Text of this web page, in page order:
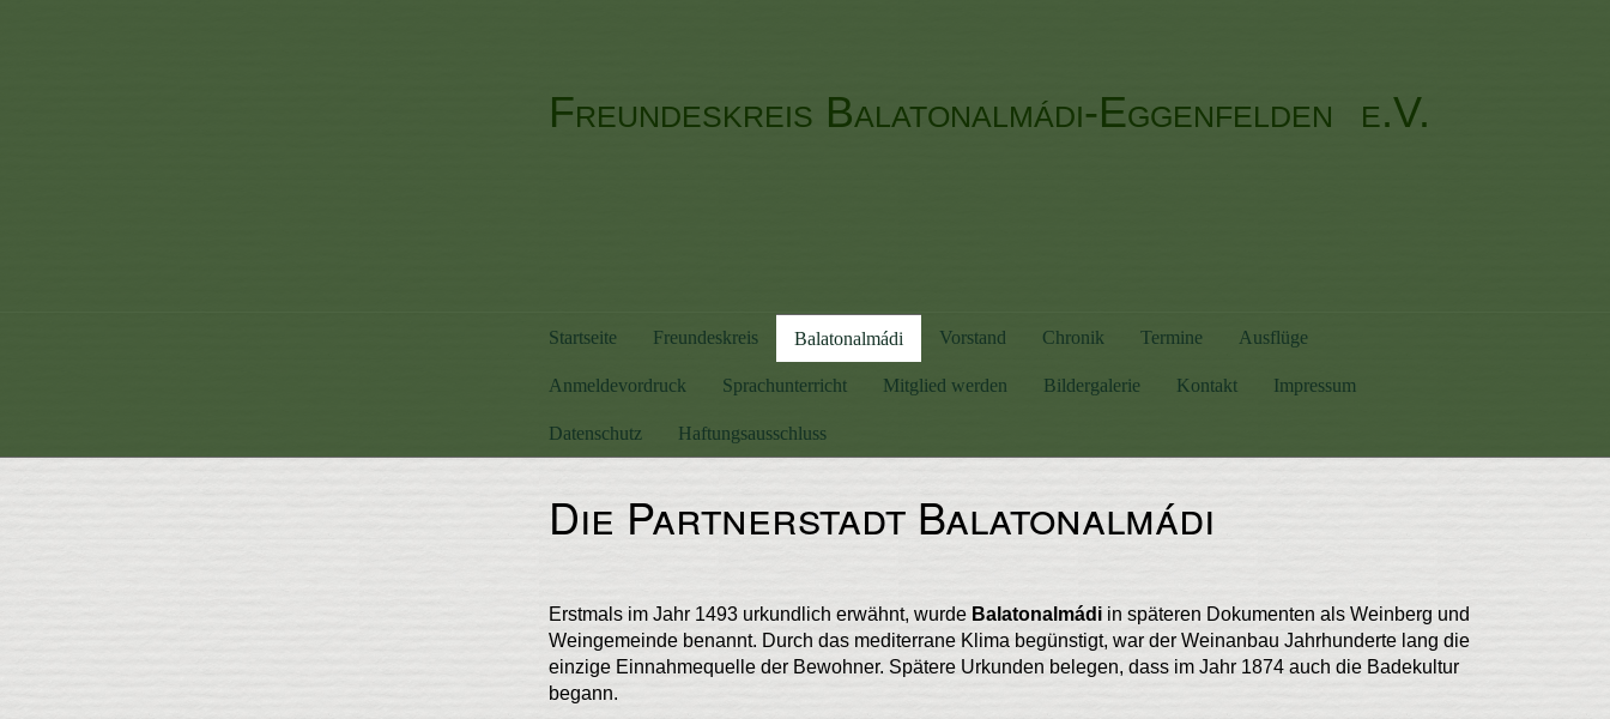
Freundeskreis Balatonalmádi-Eggenfelden e.V.
Startseite Freundeskreis Balatonalmádi Vorstand Chronik Termine Ausflüge
Anmeldevordruck Sprachunterricht Mitglied werden Bildergalerie Kontakt Impressum
Datenschutz Haftungsausschluss
Die Partnerstadt Balatonalmádi
Erstmals im Jahr 1493 urkundlich erwähnt, wurde Balatonalmádiin späteren Dokumenten als Weinberg und
Weingemeinde benannt. Durch das mediterrane Klima begünstigt, war der Weinanbau Jahrhunderte lang die
einzige Einnahmequelle der Bewohner. Spätere Urkunden belegen, dass im Jahr 1874 auch die Badekultur
begann.